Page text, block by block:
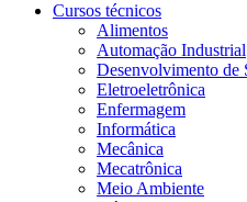
Cursos técnicos
Alimentos
Automação Industrial
Desenvolvimento de
Eletroeletrônica
Enfermagem
Informática
Mecânica
Mecatrônica
Meio Ambiente